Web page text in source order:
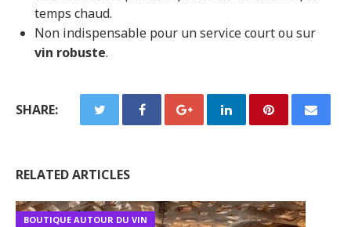
temps chaud.
Non indispensable pour un service court ou sur
vin robuste.
SHARE:
RELATED ARTICLES
BOUTIQUE AUTOUR DU VIN